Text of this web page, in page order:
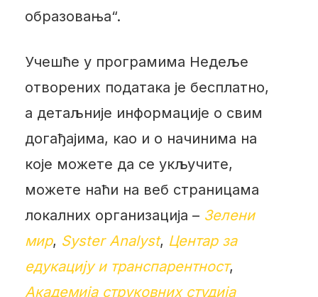
образовања“.
Учешће у програмима Недеље
отворених података је бесплатно,
а детаљније информације о свим
догађајима, као и о начинима на
које можете да се укључите,
можете наћи на веб страницама
локалних организација – Зелени
мир, Syster Analyst, Центар за
едукацију и транспарентност,
Академија струковних студија